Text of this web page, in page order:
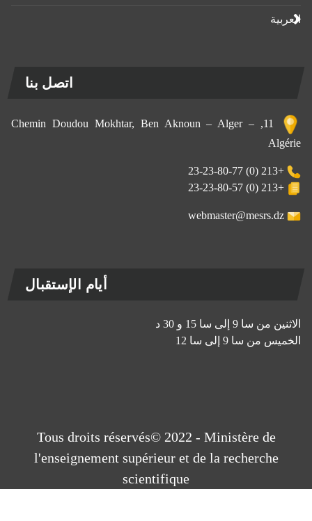
العربية
اتصل بنا
11, Chemin Doudou Mokhtar, Ben Aknoun – Alger –
Algérie
+213 (0) 23-23-80-77
+213 (0) 23-23-80-57
webmaster@mesrs.dz
أيام الإستقبال
الاثنين من سا 9 إلى سا 15 و 30 د
الخميس من سا 9 إلى سا 12
Tous droits réservés© 2022 - Ministère de
l'enseignement supérieur et de la recherche
scientifique